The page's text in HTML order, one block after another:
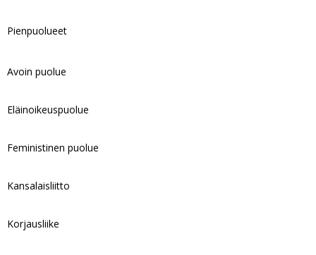
Pienpuolueet
Avoin puolue
Eläinoikeuspuolue
Feministinen puolue
Kansalaisliitto
Korjausliike